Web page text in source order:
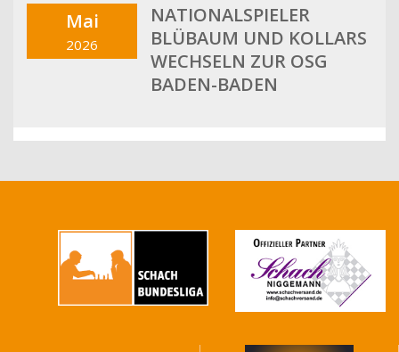
Mai
2026
NATIONALSPIELER
BLÜBAUM UND KOLLARS
WECHSELN ZUR OSG
BADEN-BADEN